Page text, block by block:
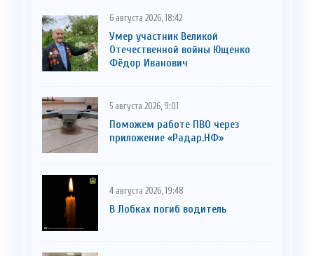
6 августа 2026, 18:42
Умер участник Великой
Отечественной войны Ющенко
Фёдор Иванович
5 августа 2026, 9:01
Поможем работе ПВО через
приложение «Радар.НФ»
4 августа 2026, 19:48
В Лобках погиб водитель